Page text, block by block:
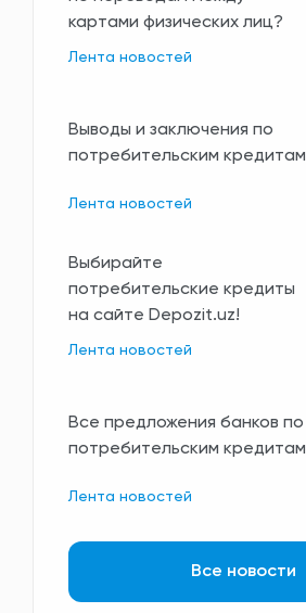
картами физических лиц?
Лента новостей
Выводы и заключения по
потребительским кредитам
Лента новостей
Выбирайте
потребительские кредиты
на сайте Depozit.uz!
Лента новостей
Все предложения банков по
потребительским кредитам
Лента новостей
Все новости